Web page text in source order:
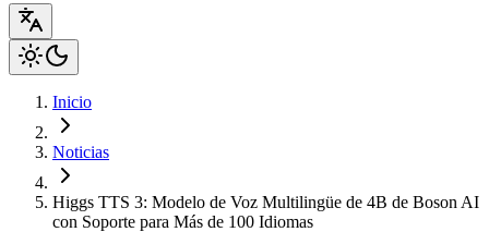
Inicio
Noticias
Higgs TTS 3: Modelo de Voz Multilingüe de 4B de Boson AI
con Soporte para Más de 100 Idiomas